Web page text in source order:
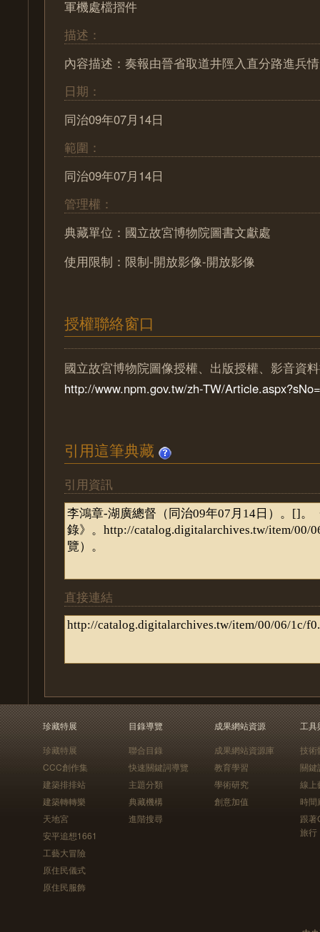
軍機處檔摺件
描述：
內容描述：奏報由晉省取道井陘入直分路進兵
日期：
同治09年07月14日
範圍：
同治09年07月14日
管理權：
典藏單位：國立故宮博物院圖書文獻處
使用限制：限制-開放影像-開放影像
授權聯絡窗口
國立故宮博物院圖像授權、出版授權、影音資
http://www.npm.gov.tw/zh-TW/
引用這筆典藏
引用資訊
直接連結
珍藏特展
珍藏特展
CCC創作集
建築排排站
建築轉轉樂
天地宮
安平追想1661
工藝大冒險
原住民儀式
原住民服飾
目錄導覽
聯合目錄
快速關鍵詞導覽
主題分類
典藏機構
進階搜尋
成果網站資源
成果網站資源庫
教育學習
學術研究
創意加值
工具
技術
關鍵
線上
時間
跟
旅行